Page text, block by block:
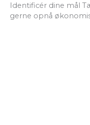
Identificér dine mål
gerne opnå